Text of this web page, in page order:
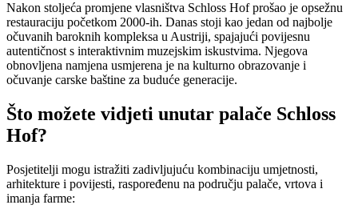
Nakon stoljeća promjene vlasništva Schloss Hof prošao je opsežnu
restauraciju početkom 2000-ih. Danas stoji kao jedan od najbolje
očuvanih baroknih kompleksa u Austriji, spajajući povijesnu
autentičnost s interaktivnim muzejskim iskustvima. Njegova
obnovljena namjena usmjerena je na kulturno obrazovanje i
očuvanje carske baštine za buduće generacije.
Što možete vidjeti unutar palače Schloss
Hof?
Posjetitelji mogu istražiti zadivljujuću kombinaciju umjetnosti,
arhitekture i povijesti, raspoređenu na području palače, vrtova i
imanja farme: